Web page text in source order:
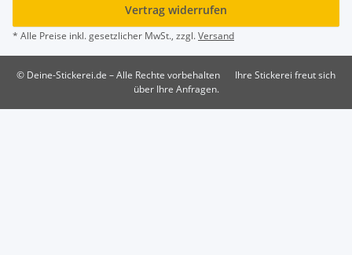
Vertrag widerrufen
* Alle Preise inkl. gesetzlicher MwSt., zzgl.Versand
© Deine-Stickerei.de – Alle Rechte vorbehalten
Ihre Stickerei freut sich
über Ihre Anfragen.